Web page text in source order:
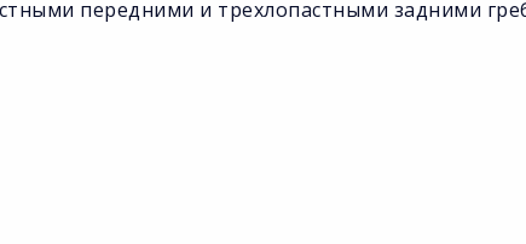
передними и трехлопастными задними